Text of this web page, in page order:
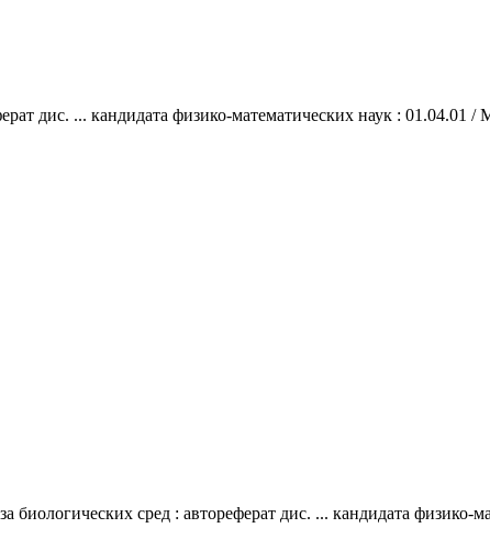
дис. ... кандидата физико-математических наук : 01.04.01
сред : автореферат дис. ... кандидата физико-